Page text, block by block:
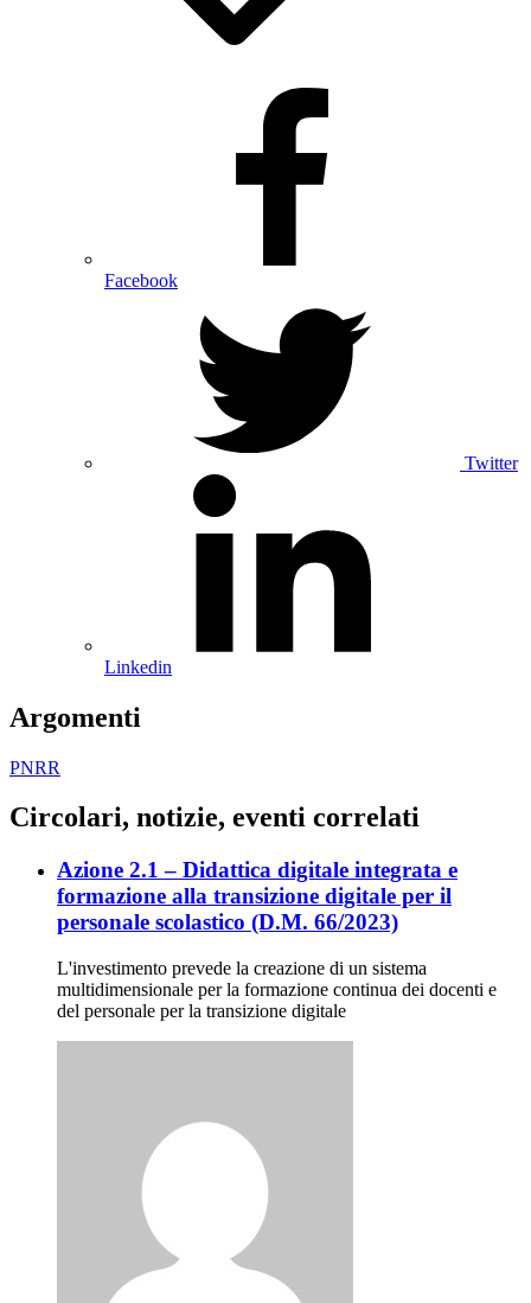
Facebook
Twitter
Linkedin
Argomenti
PNRR
Circolari, notizie, eventi correlati
Azione 2.1 – Didattica digitale integrata e
formazione alla transizione digitale per il
personale scolastico (D.M. 66/2023)
L'investimento prevede la creazione di un sistema
multidimensionale per la formazione continua dei docenti e
del personale per la transizione digitale